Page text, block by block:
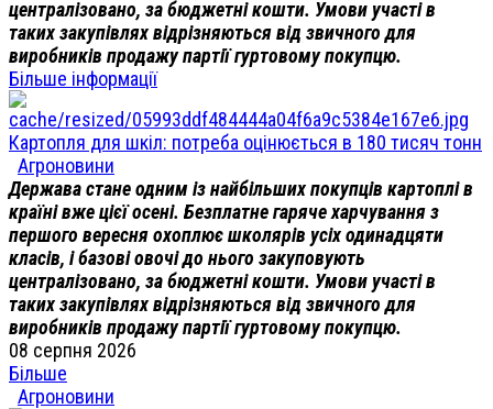
централізовано, за бюджетні кошти. Умови участі в
таких закупівлях відрізняються від звичного для
виробників продажу партії гуртовому покупцю.
Більше інформації
Картопля для шкіл: потреба оцінюється в 180 тисяч тонн
Агроновини
Держава стане одним із найбільших покупців картоплі в
країні вже цієї осені. Безплатне гаряче харчування з
першого вересня охоплює школярів усіх одинадцяти
класів, і базові овочі до нього закуповують
централізовано, за бюджетні кошти. Умови участі в
таких закупівлях відрізняються від звичного для
виробників продажу партії гуртовому покупцю.
08 серпня 2026
Більше
Агроновини